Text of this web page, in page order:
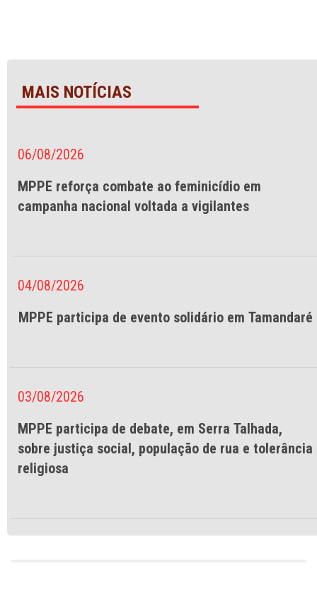
MAIS NOTÍCIAS
06/08/2026
MPPE reforça combate ao feminicídio em
campanha nacional voltada a vigilantes
04/08/2026
MPPE participa de evento solidário em Tamandaré
03/08/2026
MPPE participa de debate, em Serra Talhada,
sobre justiça social, população de rua e tolerância
religiosa